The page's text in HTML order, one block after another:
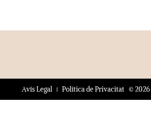
© 2026
Avís Legal Política de Privacitat